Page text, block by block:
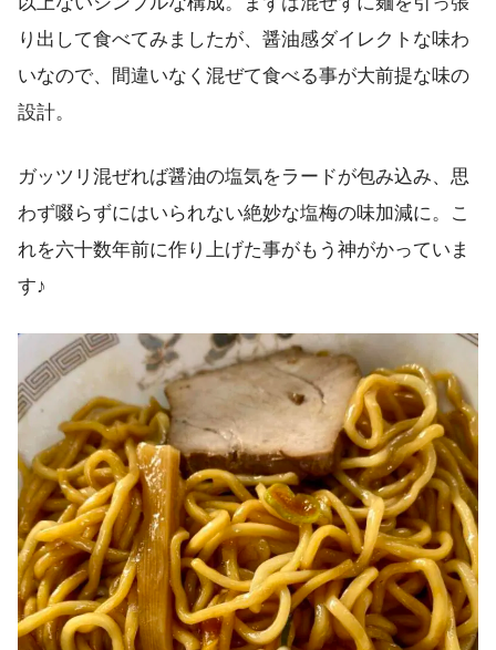
り出して食べてみましたが、醤油感ダイレクトな味わ
いなので、間違いなく混ぜて食べる事が大前提な味の
設計。
ガッツリ混ぜれば醤油の塩気をラードが包み込み、思
わず啜らずにはいられない絶妙な塩梅の味加減に。こ
れを六十数年前に作り上げた事がもう神がかっていま
す♪